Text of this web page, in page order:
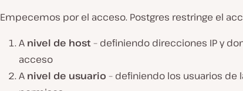
Empecemos por el acceso. Postgres restringe el
A nivel de host– definiendo direcciones IP y
acceso
A nivel de usuario – definiendo los usuarios de